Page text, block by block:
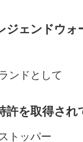
ジェンドウォ
ンドとして
許を取得され
トッパー